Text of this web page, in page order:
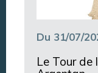
Du 31/07/
Le Tour de